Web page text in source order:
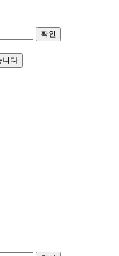
확인
니다